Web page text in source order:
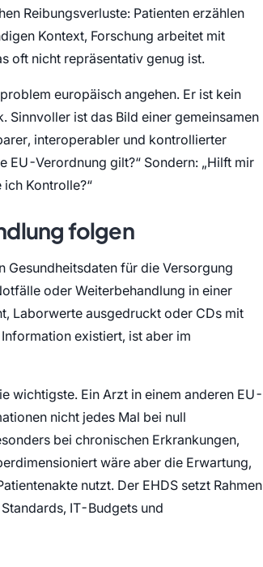
Reibungsverluste: Patienten erzählen
Kontext, Forschung arbeitet mit
oft nicht repräsentativ genug ist.
europäisch angehen. Er ist kein
ist das Bild einer gemeinsamen
interoperabler und kontrollierter
EU-Verordnung gilt?“ Sondern: „Hilft mir
Kontrolle?“
folgen
Gesundheitsdaten für die Versorgung
oder Weiterbehandlung in einer
Laborwerte ausgedruckt oder CDs mit
existiert, ist aber im
wichtigste. Ein Arzt in einem anderen EU-
nicht jedes Mal bei null
bei chronischen Erkrankungen,
wäre aber die Erwartung,
nutzt. Der EHDS setzt Rahmen
IT-Budgets und